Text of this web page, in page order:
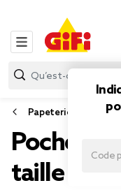
Papeterie et
Pochette
taille M